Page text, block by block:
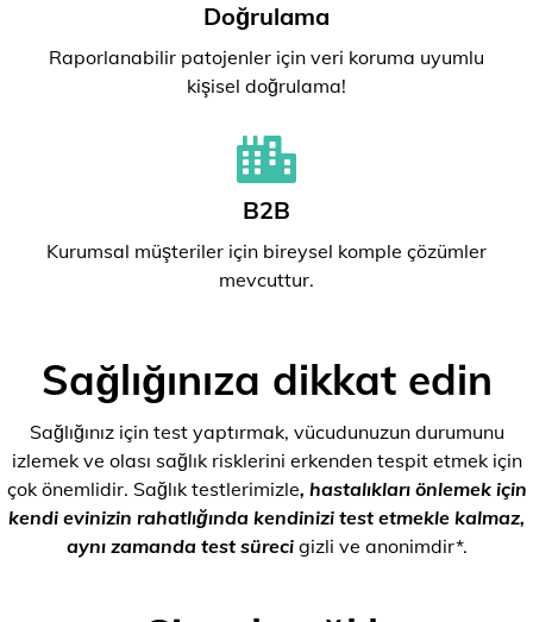
Doğrulama
Raporlanabilir patojenler için veri koruma uyumlu
kişisel doğrulama!
B2B
Kurumsal müşteriler için bireysel komple çözümler
mevcuttur.
Sağlığınıza dikkat edin
Sağlığınız için test yaptırmak, vücudunuzun durumunu
izlemek ve olası sağlık risklerini erkenden tespit etmek için
çok önemlidir. Sağlık testlerimizle, hastalıkları önlemek için
kendi evinizin rahatlığında kendinizi test etmekle kalmaz,
aynı zamanda test süreci gizli ve anonimdir*.